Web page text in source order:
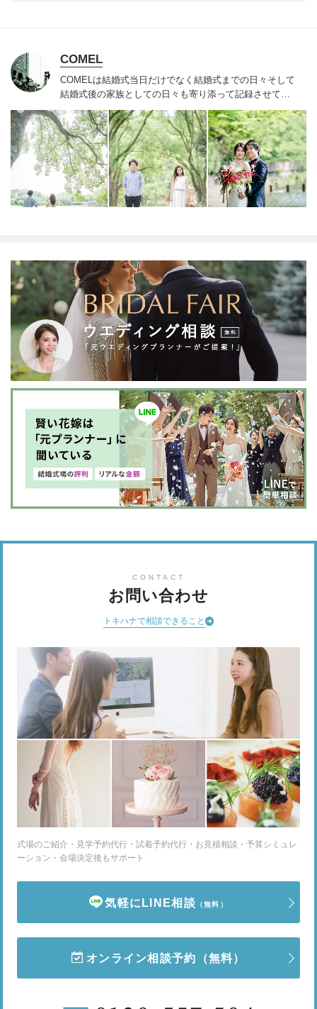
COMEL
COMELは結婚式当日だけでなく結婚式までの日々 そして
結婚式後の家族としての日々も寄り添って記録させてい
ただきます温もりのある一生モノの映像を将来に残した
い方は是非！
CONTACT
お問い合わせ
トキハナで相談できること
式場のご紹介・見学予約代行・試着予約代行・お見積相談・予算シミュレ
ーション・会場決定後もサポート
気軽にLINE相談 （無料）
オンライン相談予約 （無料）